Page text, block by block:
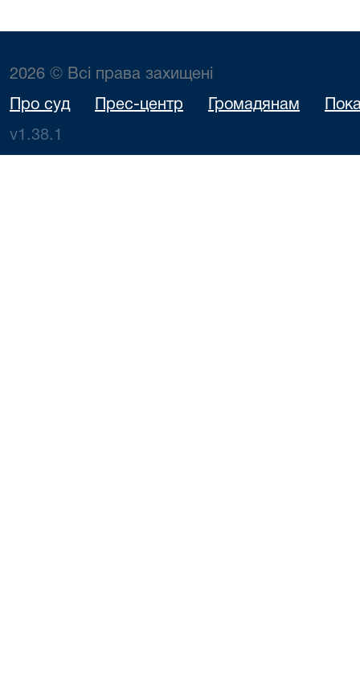
2026 © Всі права захищені
Про суд Прес-центр Громадянам
v1.38.1